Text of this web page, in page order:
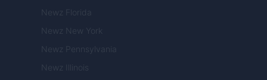
Newz Florida
Newz New York
Newz Pennsylvania
Newz Illinois